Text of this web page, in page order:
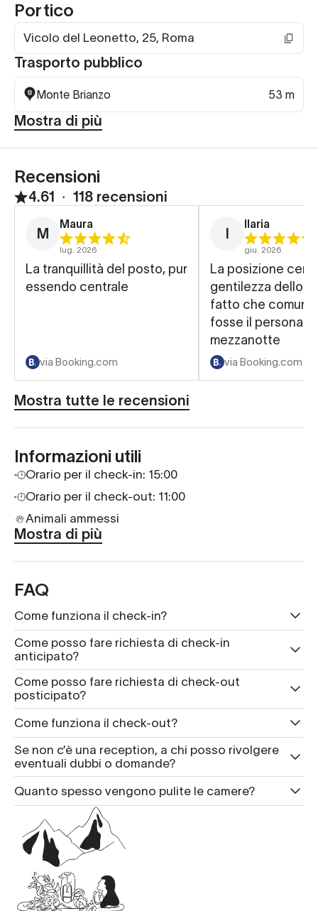
Portico
Vicolo del Leonetto, 25, Roma
Trasporto pubblico
Monte Brianzo 53 m
Mostra di più
Recensioni
4.61 ∙ 118 recensioni
M
Maura
lug. 2026
La tranquillità del posto, pur
essendo centrale
via Booking.com
Ilaria
giu. 2026
La posizione
gentilezza dello
fatto che
fosse il personale
mezzanotte
via Booking.com
Mostra tutte le recensioni
Informazioni utili
Orario per il check-in: 15:00
Orario per il check-out: 11:00
Animali ammessi
Mostra di più
FAQ
Come funziona il check-in?
Come posso fare richiesta di check-in
anticipato?
Come posso fare richiesta di check-out
posticipato?
Come funziona il check-out?
Se non c’è una reception, a chi posso rivolgere
eventuali dubbi o domande?
Quanto spesso vengono pulite le camere?